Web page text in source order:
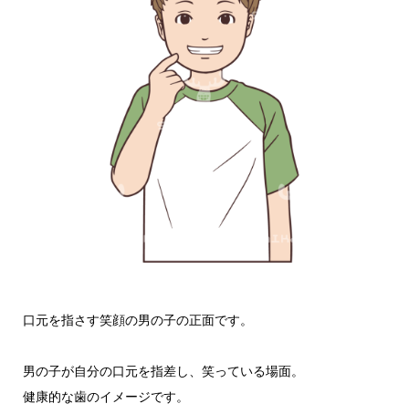
口元を指さす笑顔の男の子の正面です。
男の子が自分の口元を指差し、笑っている場面。
健康的な歯のイメージです。